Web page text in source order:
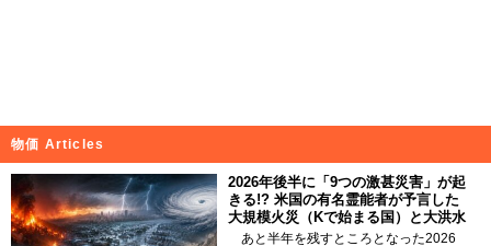
物価 Articles
2026年後半に「9つの激甚災害」が起
きる!? 米国の有名霊能者が予言した
大規模火災（Kで始まる国）と大洪水
あと半年を残すところとなった2026